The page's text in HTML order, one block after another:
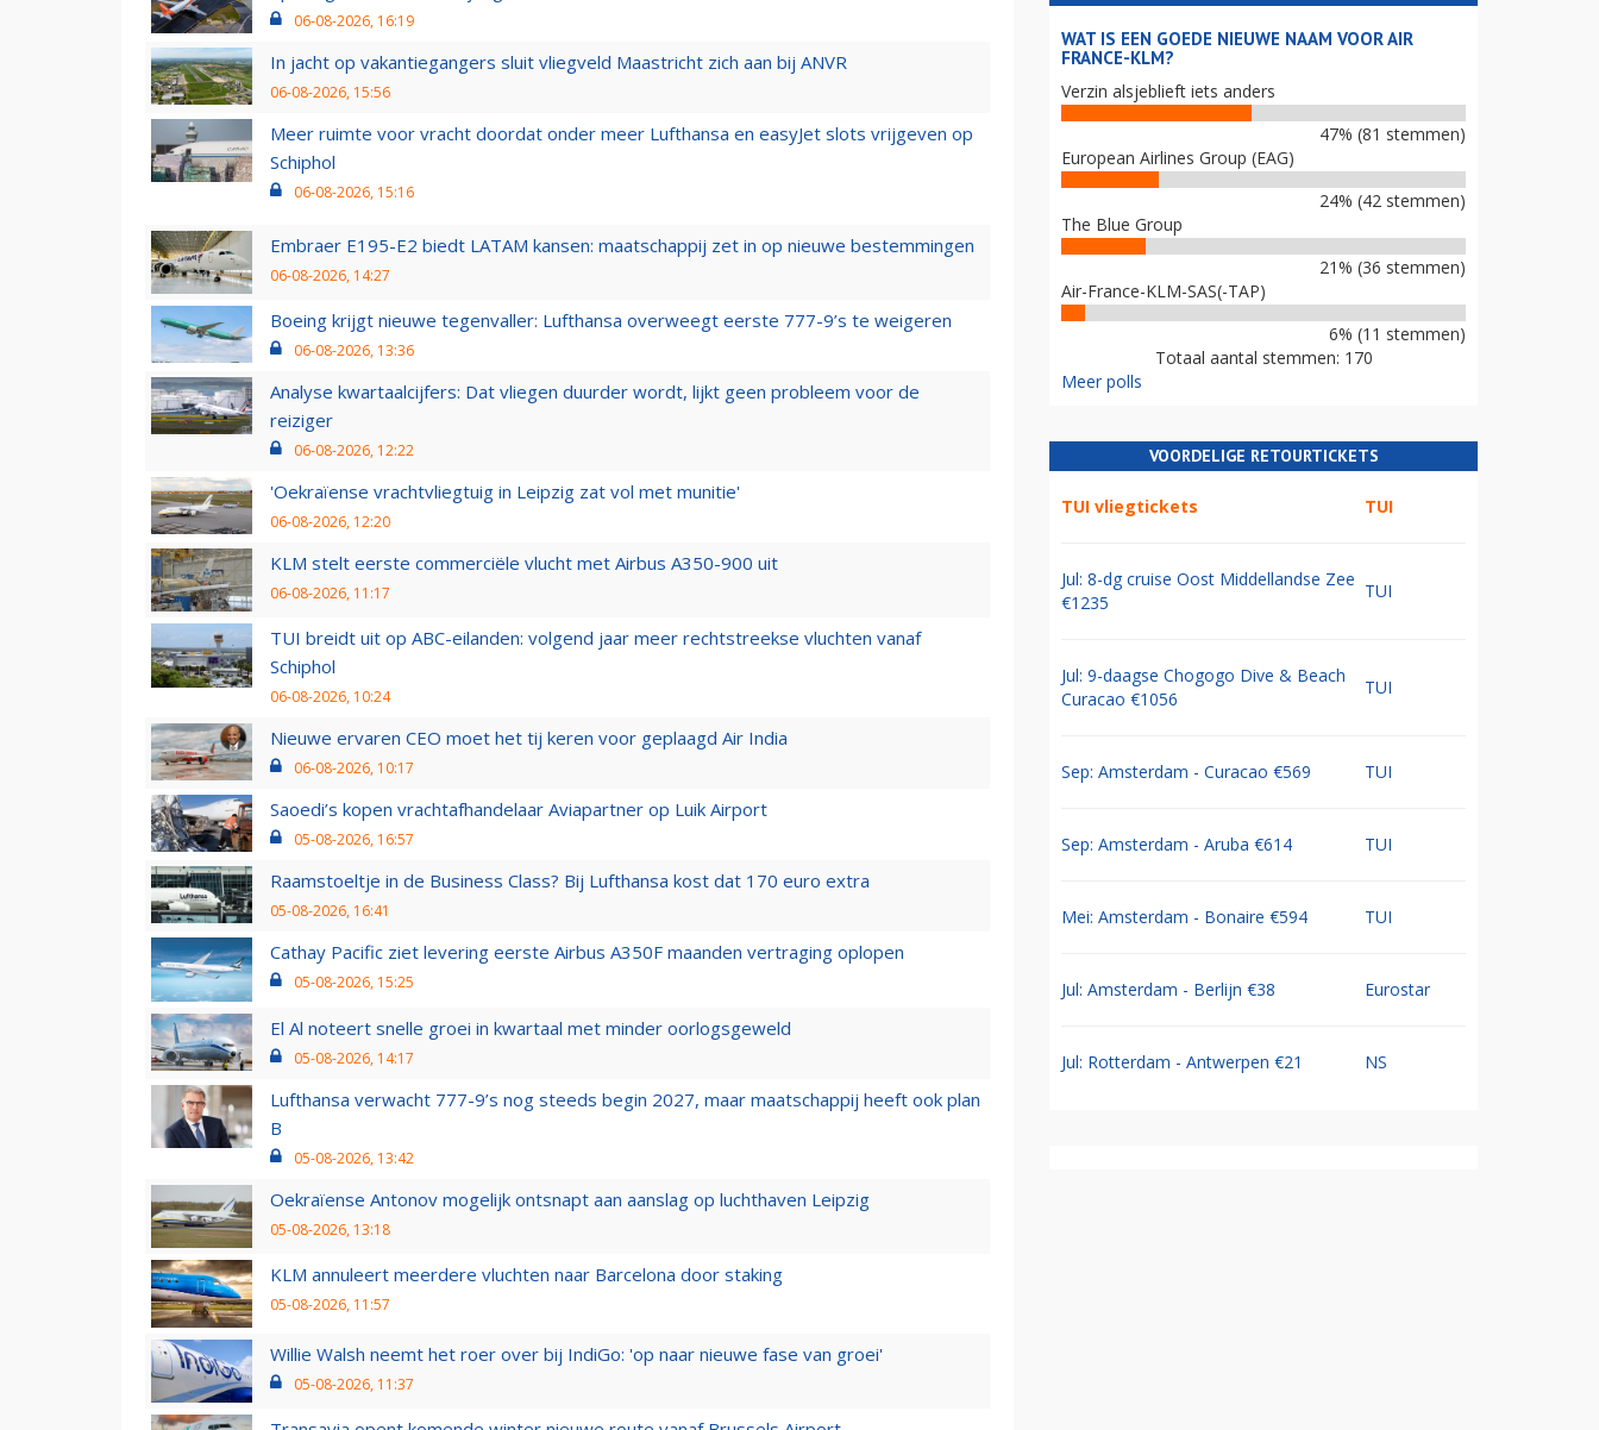
06-08-2026, 16:19
In jacht op vakantiegangers sluit vliegveld Maastricht zich aan bij ANVR
06-08-2026, 15:56
Meer ruimte voor vracht doordat onder meer Lufthansa en easyJet slots vrijgeven op
Schiphol
06-08-2026, 15:16
Embraer E195-E2 biedt LATAM kansen: maatschappij zet in op nieuwe bestemmingen
06-08-2026, 14:27
Boeing krijgt nieuwe tegenvaller: Lufthansa overweegt eerste 777-9’s te weigeren
06-08-2026, 13:36
Analyse kwartaalcijfers: Dat vliegen duurder wordt, lijkt geen probleem voor de
reiziger
06-08-2026, 12:22
'Oekraïense vrachtvliegtuig in Leipzig zat vol met munitie'
06-08-2026, 12:20
KLM stelt eerste commerciële vlucht met Airbus A350-900 uit
06-08-2026, 11:17
TUI breidt uit op ABC-eilanden: volgend jaar meer rechtstreekse vluchten vanaf
Schiphol
06-08-2026, 10:24
Nieuwe ervaren CEO moet het tij keren voor geplaagd Air India
06-08-2026, 10:17
Saoedi’s kopen vrachtafhandelaar Aviapartner op Luik Airport
05-08-2026, 16:57
Raamstoeltje in de Business Class? Bij Lufthansa kost dat 170 euro extra
05-08-2026, 16:41
Cathay Pacific ziet levering eerste Airbus A350F maanden vertraging oplopen
05-08-2026, 15:25
El Al noteert snelle groei in kwartaal met minder oorlogsgeweld
05-08-2026, 14:17
Lufthansa verwacht 777-9’s nog steeds begin 2027, maar maatschappij heeft ook plan
B
05-08-2026, 13:42
Oekraïense Antonov mogelijk ontsnapt aan aanslag op luchthaven Leipzig
05-08-2026, 13:18
KLM annuleert meerdere vluchten naar Barcelona door staking
05-08-2026, 11:57
Willie Walsh neemt het roer over bij IndiGo: 'op naar nieuwe fase van groei'
05-08-2026, 11:37
WAT IS EEN GOEDE NIEUWE NAAM VOOR AIR
FRANCE-KLM?
Verzin alsjeblieft iets anders
47% (81 stemmen)
European Airlines Group (EAG)
24% (42 stemmen)
The Blue Group
21% (36 stemmen)
Air-France-KLM-SAS(-TAP)
6% (11 stemmen)
Totaal aantal stemmen: 170
Meer polls
VOORDELIGE RETOURTICKETS
TUI vliegtickets TUI
Jul: 8-dg cruise Oost Middellandse Zee
€1235
TUI
Jul: 9-daagse Chogogo Dive & Beach
Curacao €1056
TUI
Sep: Amsterdam - Curacao €569 TUI
Sep: Amsterdam - Aruba €614 TUI
Mei: Amsterdam - Bonaire €594 TUI
Jul: Amsterdam - Berlijn €38 Eurostar
Jul: Rotterdam - Antwerpen €21 NS